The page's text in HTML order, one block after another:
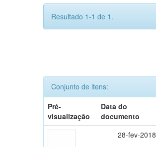
Resultado 1-1 de 1.
Conjunto de itens:
Pré-
visualização
Data do
documento
28-fev-2018